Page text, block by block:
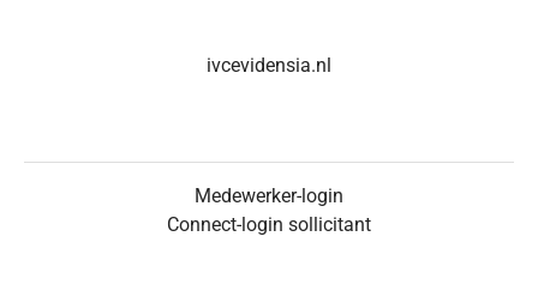
ivcevidensia.nl
Medewerker-login
Connect-login sollicitant